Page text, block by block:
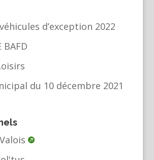
d’exception 2022
BAFD
du 10 décembre 2021